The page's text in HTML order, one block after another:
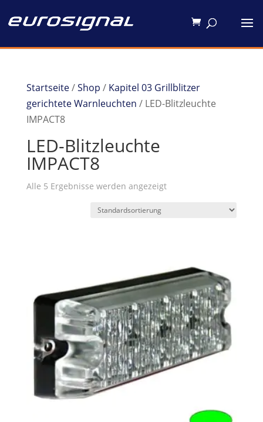
Startseite/Shop / Kapitel 03 Grillblitzer
gerichtete Warnleuchten / LED-Blitzleuchte
IMPACT8
LED-Blitzleuchte
IMPACT8
Alle 5 Ergebnisse werden angezeigt